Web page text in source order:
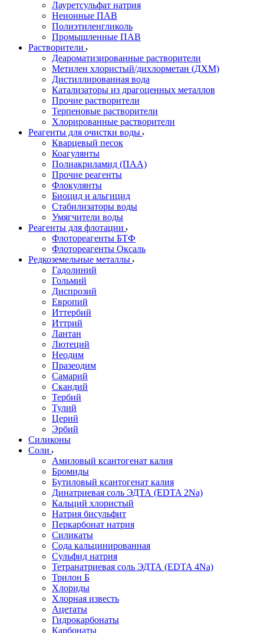
Лауретсульфат натрия
Неионные ПАВ
Полиэтиленгликоль
Промышленные ПАВ
Растворители
Деароматизированные растворители
Метилен хлористый/дихлорметан (ДХМ)
Дистиллированная вода
Катализаторы из драгоценных металлов
Прочие растворители
Терпеновые растворители
Хлорированные растворители
Реагенты для очистки воды
Кварцевый песок
Коагулянты
Полиакриламид (ПАА)
Прочие реагенты
Флокулянты
Биоцид и альгицид
Стабилизаторы воды
Умягчители воды
Реагенты для флотации
Флотореагенты БТФ
Флотореагенты Оксаль
Редкоземельные металлы
Гадолиний
Гольмий
Диспрозий
Европий
Иттербий
Иттрий
Лантан
Лютеций
Неодим
Празеодим
Самарий
Скандий
Тербий
Тулий
Церий
Эрбий
Силиконы
Соли
Амиловый ксантогенат калия
Бромиды
Бутиловый ксантогенат калия
Динатриевая соль ЭДТА (EDTA 2Na)
Кальций хлористый
Натрия бисульфит
Перкарбонат натрия
Силикаты
Сода кальцинированная
Сульфид натрия
Тетранатриевая соль ЭДТА (EDTA 4Na)
Трилон Б
Хлориды
Хлорная известь
Ацетаты
Гидрокарбонаты
Карбонаты